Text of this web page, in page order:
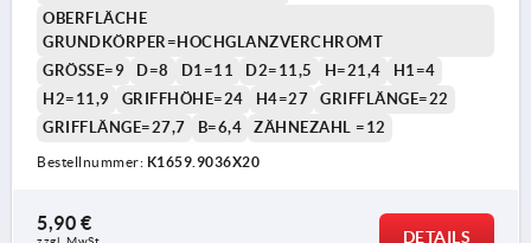
OBERFLÄCHE
GRUNDKÖRPER=HOCHGLANZVERCHROMT
GRÖSSE=9
D=8 D1=11 D2=11,5 H=21,4
H1=4
H2=11,9
GRIFFHÖHE=24 H4=27
GRIFFLÄNGE=22
GRIFFLÄNGE=27,7
B=6,4 ZÄHNEZAHL =12
Bestellnummer: K1659.9036X20
5,90 €
DETAILS